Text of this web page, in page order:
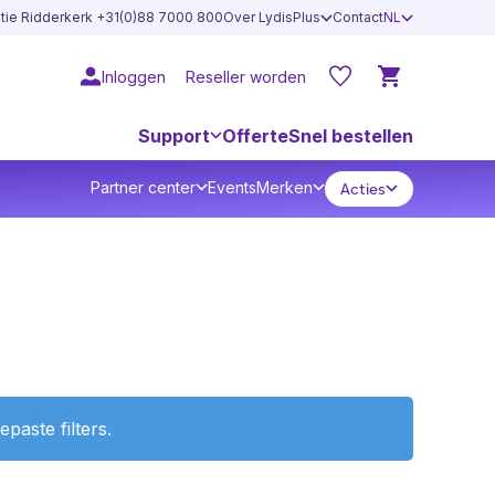
Ridderkerk +31(0)88 7000 800Over LydisPlus ContactNL
Inloggen Reseller worden
Support OfferteSnel bestellen
Partner center EventsMerken Acties
filters.